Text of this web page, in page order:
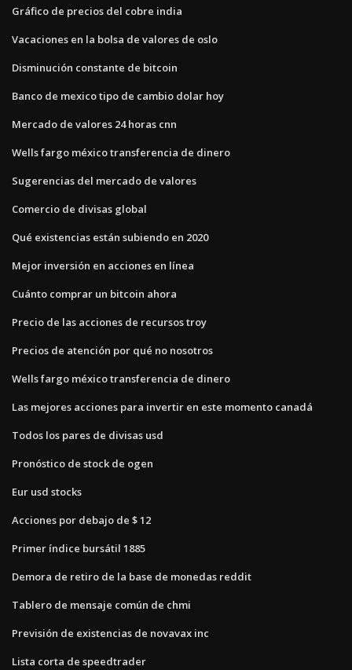
Gráfico de precios del cobre india
Vacaciones en la bolsa de valores de oslo
Disminución constante de bitcoin
Banco de mexico tipo de cambio dolar hoy
Mercado de valores 24 horas cnn
Wells fargo méxico transferencia de dinero
Sugerencias del mercado de valores
Comercio de divisas global
Qué existencias están subiendo en 2020
Mejor inversión en acciones en línea
Cuánto comprar un bitcoin ahora
Precio de las acciones de recursos troy
Precios de atención por qué no nosotros
Wells fargo méxico transferencia de dinero
Las mejores acciones para invertir en este momento canadá
Todos los pares de divisas usd
Pronóstico de stock de ogen
Eur usd stocks
Acciones por debajo de $ 12
Primer índice bursátil 1885
Demora de retiro de la base de monedas reddit
Tablero de mensaje común de chmi
Previsión de existencias de novavax inc
Lista corta de speedtrader